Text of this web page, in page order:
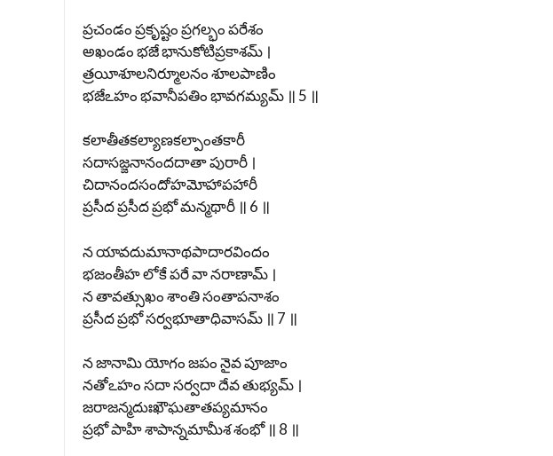
ప్రచండం ప్రకృష్టం ప్రగల్భం పరేశం
అఖండం భజే భానుకోటిప్రకాశమ్ ।
త్రయీశూలనిర్మూలనం శూలపాణిం
భజేఽహం భవానీపతిం భావగమ్యమ్ ॥ 5 ॥
కలాతీతకల్యాణకల్పాంతకారీ
సదాసజ్జనానందదాతా పురారీ ।
చిదానందసందోహమోహాపహారీ
ప్రసీద ప్రసీద ప్రభో మన్మథారీ ॥ 6 ॥
న యావదుమానాథపాదారవిందం
భజంతీహ లోకే పరే వా నరాణామ్ ।
న తావత్సుఖం శాంతి సంతాపనాశం
ప్రసీద ప్రభో సర్వభూతాధివాసమ్ ॥ 7 ॥
న జానామి యోగం జపం నైవ పూజాం
నతోఽహం సదా సర్వదా దేవ తుభ్యమ్ ।
జరాజన్మదుఃఖౌఘతాతప్యమానం
ప్రభో పాహి శాపాన్నమామీశ శంభో ॥ 8 ॥